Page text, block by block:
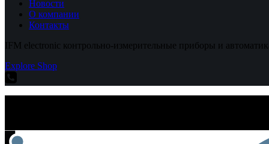
Новости
О компании
Контакты
IFM electronic контрольно-измерительные приборы и
Explore Shop